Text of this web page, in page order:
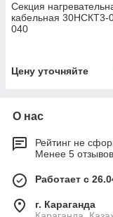
Секция
кабельная 30НСКТ3-
040
Цену уточняйте
О нас
Рейтинг не
Менее 5
Работает с
г. Караганда